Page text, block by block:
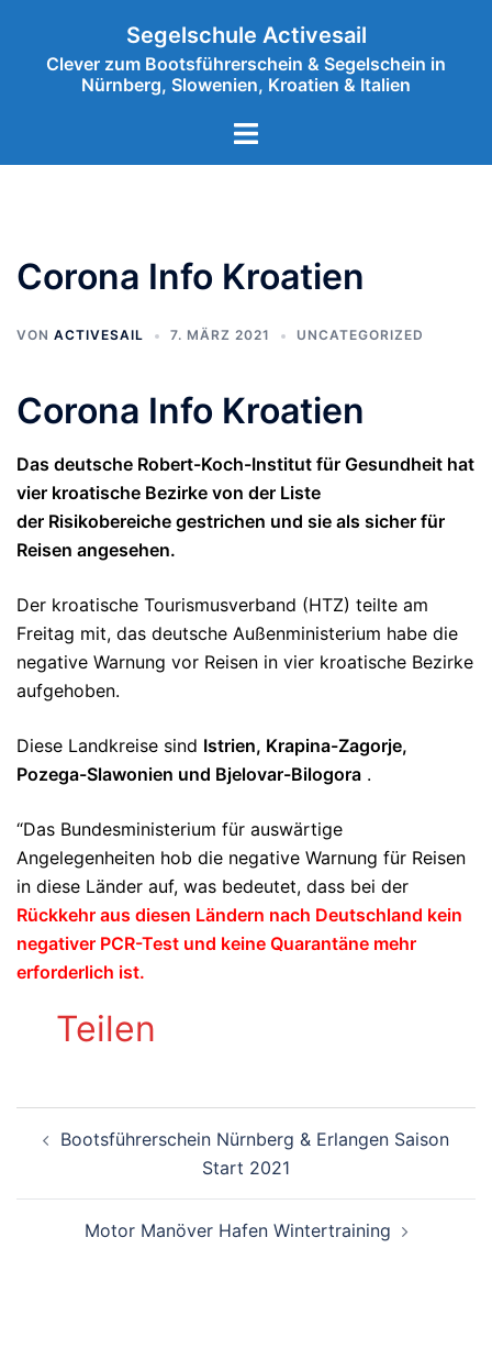
springen
Segelschule Activesail
Clever zum Bootsführerschein & Segelschein in
Nürnberg, Slowenien, Kroatien & Italien
Menü
Corona Info Kroatien
VON ACTIVESAIL 7. MÄRZ 2021 UNCATEGORIZED
Corona Info Kroatien
Das deutsche Robert-Koch-Institut für Gesundheit hat
vier kroatische Bezirke von der Liste
der Risikobereiche gestrichen und sie als sicher für
Reisen angesehen.
Der kroatische Tourismusverband (HTZ) teilte am
Freitag mit, das deutsche Außenministerium habe die
negative Warnung vor Reisen in vier kroatische Bezirke
aufgehoben.
Diese Landkreise sind Istrien, Krapina-Zagorje,
Pozega-Slawonien und Bjelovar-Bilogora .
“Das Bundesministerium für auswärtige
Angelegenheiten hob die negative Warnung für Reisen
in diese Länder auf, was bedeutet, dass bei der
Rückkehr aus diesen Ländern nach Deutschland kein
negativer PCR-Test und keine Quarantäne mehr
erforderlich ist.
Teilen
Beitragsnavigation
Bootsführerschein Nürnberg & Erlangen Saison
Start 2021
Motor Manöver Hafen Wintertraining